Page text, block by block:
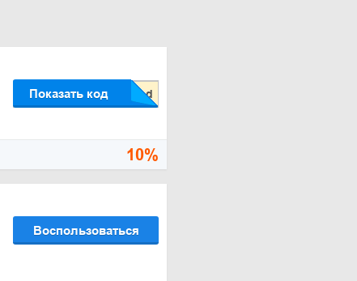
Показать код
10%
Воспользоваться